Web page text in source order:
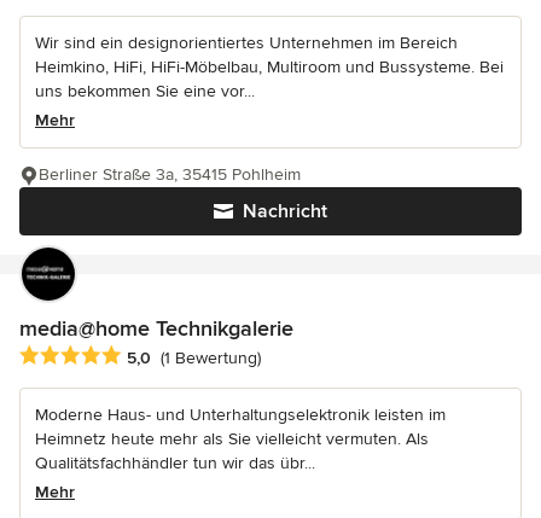
Wir sind ein designorientiertes Unternehmen im Bereich
Heimkino, HiFi, HiFi-Möbelbau, Multiroom und Bussysteme. Bei
uns bekommen Sie eine vor...
Mehr
Nachricht
Berliner Straße 3a, 35415 Pohlheim
media@home Technikgalerie
Durchschnittliche Bewertung: 5 von 5 Sternen
5,0 (1 Bewertung)
Moderne Haus- und Unterhaltungselektronik leisten im
Heimnetz heute mehr als Sie vielleicht vermuten. Als
Qualitätsfachhändler tun wir das übr...
Mehr